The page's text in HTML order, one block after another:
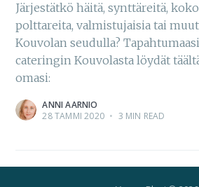
Järjestätkö häitä, synttäreitä,
polttareita, valmistujaisia tai
Kouvolan seudulla?
cateringin Kouvolasta löydät
omasi:
ANNI AARNIO
28 TAMMI 2020 • 3 MIN READ